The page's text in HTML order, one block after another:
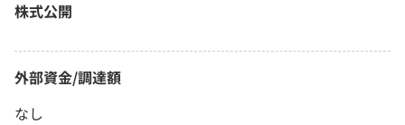
株式公開
外部資金/調達額
なし